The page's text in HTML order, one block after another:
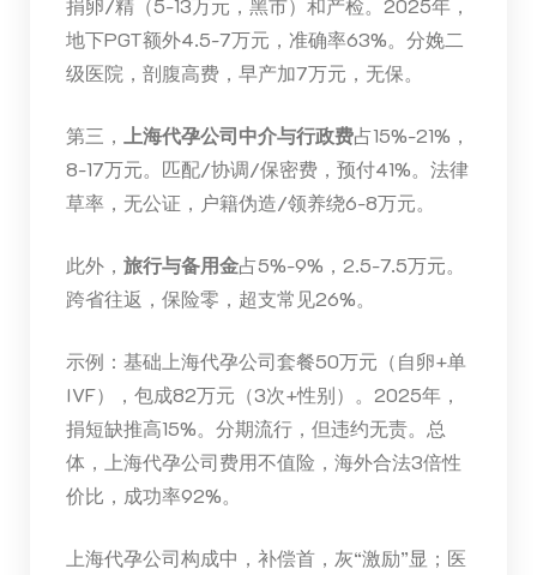
捐卵/精（5-13万元，黑市）和产检。2025年，
地下PGT额外4.5-7万元，准确率63%。分娩二
级医院，剖腹高费，早产加7万元，无保。
第三， 上海代孕公司中介与行政费占15%-21%，
8-17万元。匹配/协调/保密费，预付41%。法律
草率，无公证，户籍伪造/领养绕6-8万元。
此外， 旅行与备用金占5%-9%，2.5-7.5万元。
跨省往返，保险零，超支常见26%。
示例：基础上海代孕公司套餐50万元（自卵+单
IVF），包成82万元（3次+性别）。2025年，
捐短缺推高15%。分期流行，但违约无责。总
体，上海代孕公司费用不值险，海外合法3倍性
价比，成功率92%。
上海代孕公司构成中，补偿首，灰“激励”显；医